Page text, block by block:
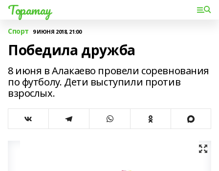
Торатау
Спорт 9 ИЮНЯ 2018, 21:00
Победила дружба
8 июня в Алакаево провели соревнования
по футболу. Дети выступили против
взрослых.